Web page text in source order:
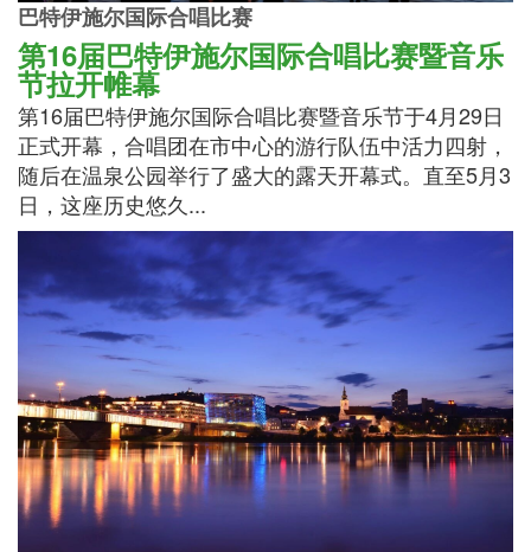
巴特伊施尔国际合唱比赛
第16届巴特伊施尔国际合唱比赛暨音乐
节拉开帷幕
第16届巴特伊施尔国际合唱比赛暨音乐节于4月29日
正式开幕，合唱团在市中心的游行队伍中活力四射，
随后在温泉公园举行了盛大的露天开幕式。直至5月3
日，这座历史悠久...